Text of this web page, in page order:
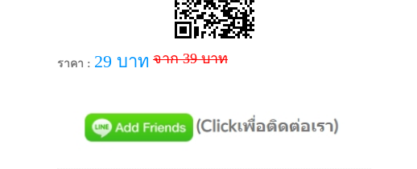
ราคา : 29 บาท จาก 39 บาท